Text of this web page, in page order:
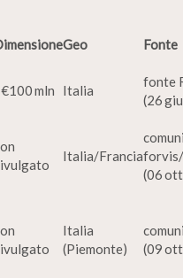
Geo
Fonte
mln Italia
fonte
(26
Italia/Franciaforvis/
(06
Italia
(Piemonte)
(09